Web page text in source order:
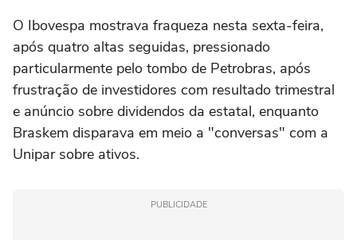
O Ibovespa mostrava fraqueza nesta sexta-feira,
após quatro altas seguidas, pressionado
particularmente pelo tombo de Petrobras, após
frustração de investidores com resultado trimestral
e anúncio sobre dividendos da estatal, enquanto
Braskem disparava em meio a "conversas" com a
Unipar sobre ativos.
PUBLICIDADE